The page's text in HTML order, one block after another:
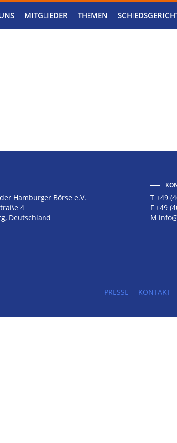
MITGLIEDER THEMEN
Hamburger Börse e.V.
4
Deutschland
T +49
F +49
M
PRESSE KONTAKT